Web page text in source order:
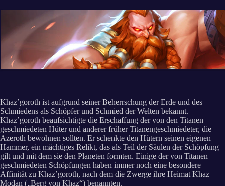
Khaz’goroth ist aufgrund seiner Beherrschung der Erde und des
Schmiedens als Schöpfer und Schmied der Welten bekannt.
Khaz’goroth beaufsichtigte die Erschaffung der von den Titanen
geschmiedeten Hüter und anderer früher Titanengeschmiedeter, die
Azeroth bewohnen sollten. Er schenkte den Hütern seinen eigenen
Hammer, ein mächtiges Relikt, das als Teil der Säulen der Schöpfung
gilt und mit dem sie den Planeten formten. Einige der von Titanen
geschmiedeten Schöpfungen haben immer noch eine besondere
Affinität zu Khaz’goroth, nach dem die Zwerge ihre Heimat Khaz
Modan („Berg von Khaz“) benannten.